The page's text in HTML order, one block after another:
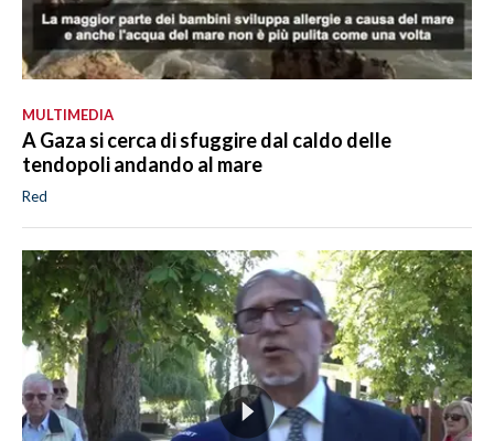
MULTIMEDIA
A Gaza si cerca di sfuggire dal caldo delle
tendopoli andando al mare
Red